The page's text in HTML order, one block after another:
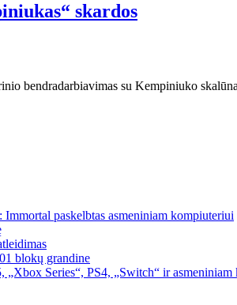
skardos
bendradarbiavimas su Kempiniuko
paskelbtas asmeniniam kompiuteriui
blokų grandine
„Xbox Series“, PS4, „Switch“ ir